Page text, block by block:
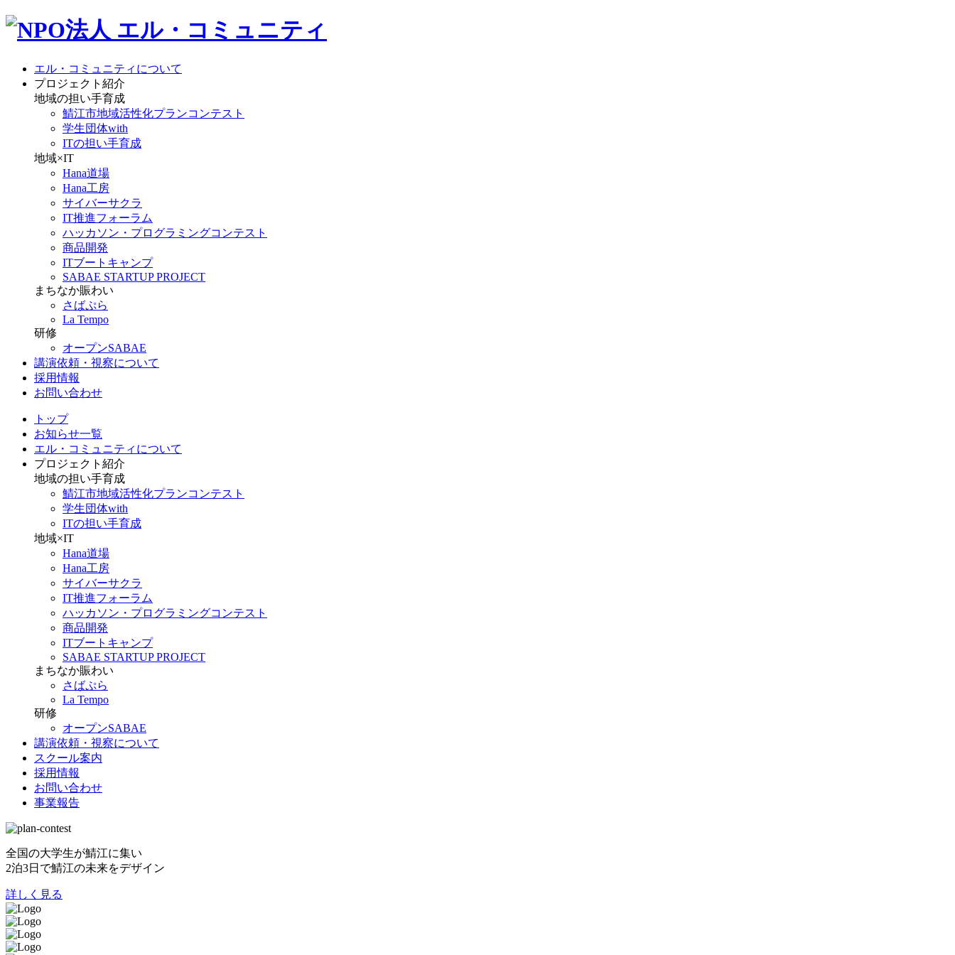
エル・コミュニティについて
プロジェクト紹介
地域の担い手育成
鯖江市地域活性化プランコンテスト
学生団体with
ITの担い手育成
地域×IT
Hana道場
Hana工房
サイバーサクラ
IT推進フォーラム
ハッカソン・プログラミングコンテスト
商品開発
ITブートキャンプ
SABAE STARTUP PROJECT
まちなか賑わい
さばぷら
La Tempo
研修
オープンSABAE
講演依頼・視察について
採用情報
お問い合わせ
トップ
お知らせ一覧
エル・コミュニティについて
プロジェクト紹介
地域の担い手育成
鯖江市地域活性化プランコンテスト
学生団体with
ITの担い手育成
地域×IT
Hana道場
Hana工房
サイバーサクラ
IT推進フォーラム
ハッカソン・プログラミングコンテスト
商品開発
ITブートキャンプ
SABAE STARTUP PROJECT
まちなか賑わい
さばぷら
La Tempo
研修
オープンSABAE
講演依頼・視察について
スクール案内
採用情報
お問い合わせ
事業報告
全国の大学生が鯖江に集い
2泊3日で鯖江の未来をデザイン
詳しく見る